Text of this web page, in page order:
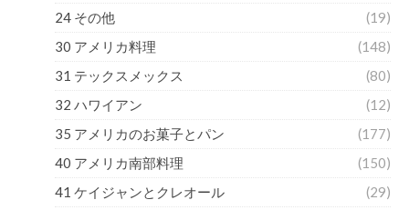
24 その他
(19)
30 アメリカ料理
(148)
31 テックスメックス
(80)
32 ハワイアン
(12)
35 アメリカのお菓子とパン
(177)
40 アメリカ南部料理
(150)
41 ケイジャンとクレオール
(29)